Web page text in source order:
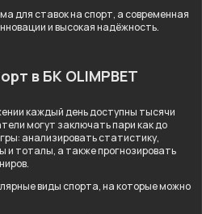
для ставок на спорт, а современная
и высокая надёжность.
в БК OLIMPBET
каждый день доступны тысячи
могут заключать пари как до
анализировать статистику,
и тоталы, а также прогнозировать
виды спорта, на которые можно